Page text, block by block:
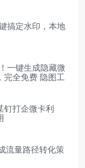
搞定水印，本地
一键生成隐藏微
完全免费 隐图工
钉打企微卡利
流量路径转化策